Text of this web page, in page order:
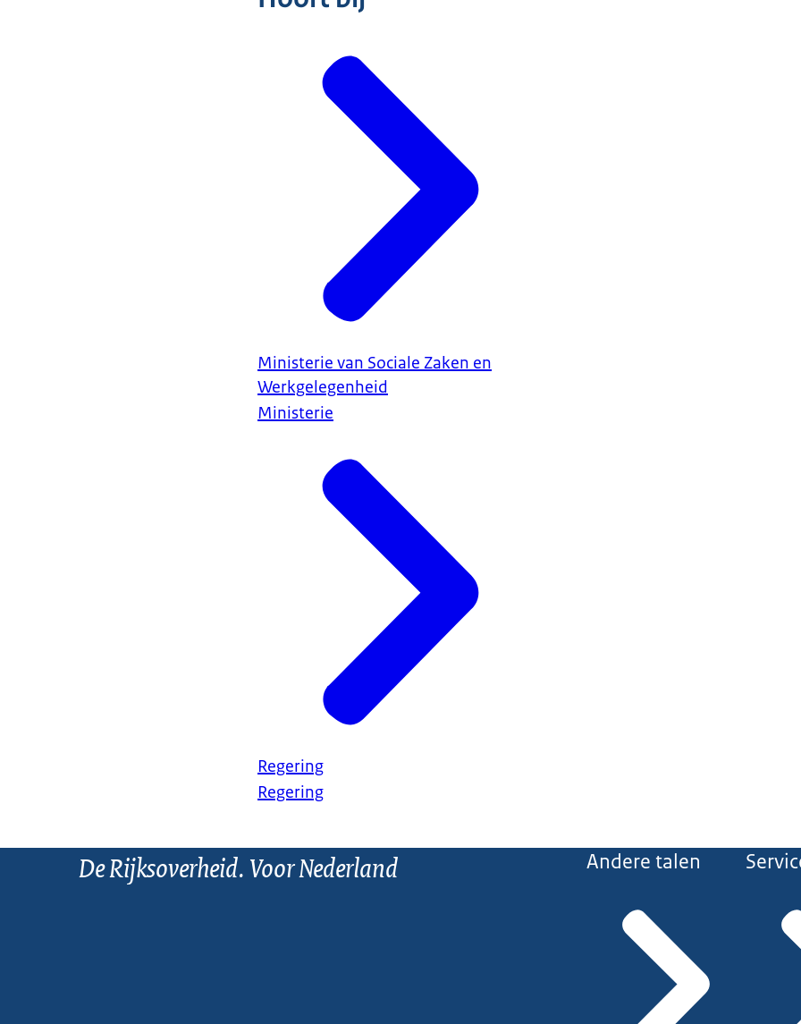
Ministerie van Sociale Zaken en
Werkgelegenheid
Ministerie
Regering
Regering
De Rijksoverheid. Voor Nederland Andere talen